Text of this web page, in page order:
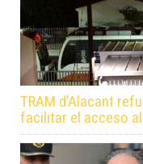
TRAM d’Alacant
facilitar el acceso al